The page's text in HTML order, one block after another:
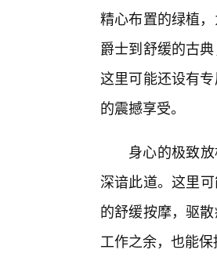
精心布置的绿植
爵士到舒缓的古
这里可能还设有
的震撼享受。
身心的极致
深谙此道。这里
的舒缓按摩，驱
工作之余，也能保